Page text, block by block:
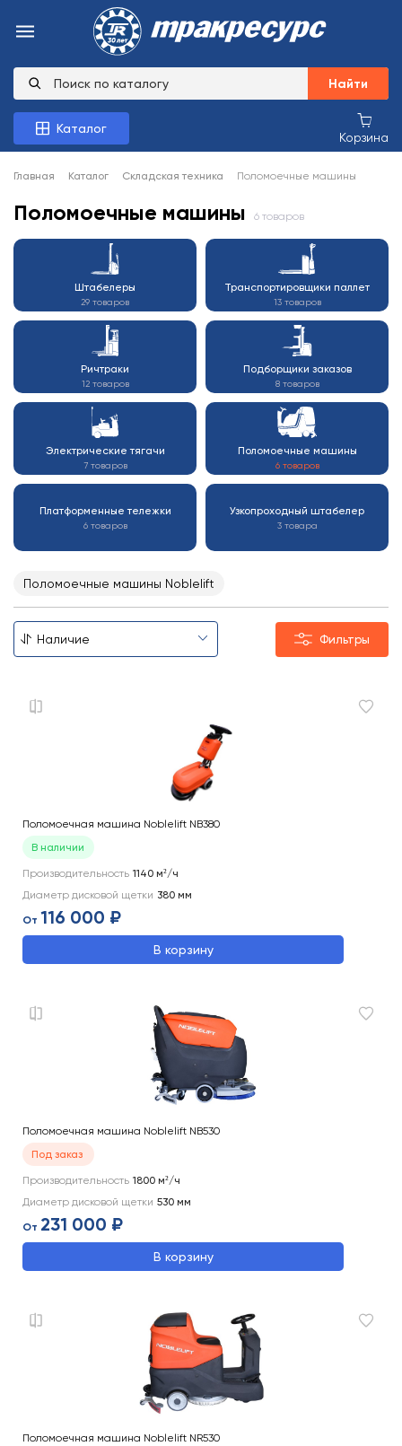
Найти
Каталог
Корзина
Главная Каталог Складская техника Поломоечные машины
Поломоечные машины 6 товаров
Штабелеры
29 товаров
Транспортировщики паллет
13 товаров
Ричтраки
12 товаров
Подборщики заказов
8 товаров
Электрические тягачи
7 товаров
Поломоечные машины
6 товаров
Платформенные тележки
6 товаров
Узкопроходный штабелер
3 товара
Поломоечные машины Noblelift
Фильтры
Поломоечная машина Noblelift NB380
В наличии
Производительность 1140 м²/ч
Диаметр дисковой щетки 380 мм
От 116 000 ₽
В корзину
Поломоечная машина Noblelift NB530
Под заказ
Производительность 1800 м²/ч
Диаметр дисковой щетки 530 мм
От 231 000 ₽
В корзину
Поломоечная машина Noblelift NR530